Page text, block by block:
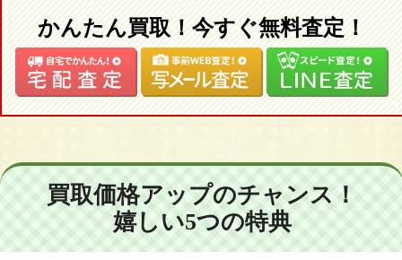
かんたん買取！今すぐ無料査定！
買取価格アップのチャンス！
嬉しい5つの特典